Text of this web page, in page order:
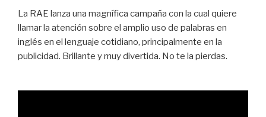
La RAE lanza una magnífica campaña con la cual quiere
llamar la atención sobre el amplio uso de palabras en
inglés en el lenguaje cotidiano, principalmente en la
publicidad. Brillante y muy divertida. No te la pierdas.